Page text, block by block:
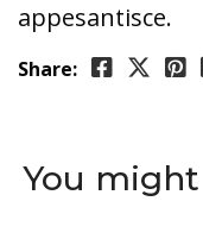
appesantisce.
Share:
You